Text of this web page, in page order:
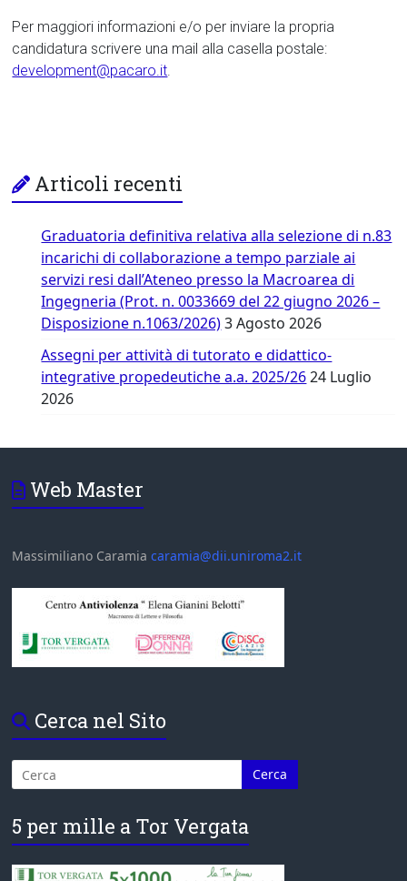
Per maggiori informazioni e/o per inviare la propria
candidatura scrivere una mail alla casella postale:
development@pacaro.it.
Articoli recenti
Graduatoria definitiva relativa alla selezione di n.83
incarichi di collaborazione a tempo parziale ai
servizi resi dall’Ateneo presso la Macroarea di
Ingegneria (Prot. n. 0033669 del 22 giugno 2026 –
Disposizione n.1063/2026) 3 Agosto 2026
Assegni per attività di tutorato e didattico-
integrative propedeutiche a.a. 2025/26 24 Luglio
2026
Web Master
Massimiliano Caramiacaramia@dii.uniroma2.it
Cerca nel Sito
5 per mille a Tor Vergata